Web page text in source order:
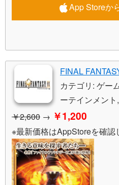
App Storeか
FINAL
カテゴリ: ゲー
ーテインメン
￥2,600 → ￥1,200
※最新価格はAppStoreを確認